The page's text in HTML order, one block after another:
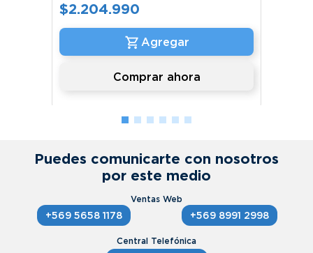
$2.204.990
Comprar ahora
Puedes comunicarte con nosotros
por este medio
+569 5658 1178 +569 8991 2998